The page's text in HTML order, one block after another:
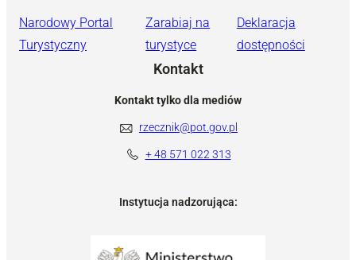
Narodowy Portal
Turystyczny
Zarabiaj na
turystyce
Deklaracja
dostępności
Kontakt
Kontakt tylko dla mediów
rzecznik@pot.gov.pl
+ 48 571 022 313
Instytucja nadzorująca: